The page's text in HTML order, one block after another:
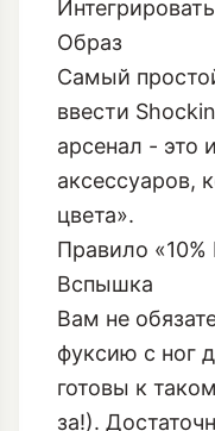
фуксии,
драмы'.
Архитектура
Образ
Самый
ввести
арсенал - это
аксессуаров,
цвета».
Правило
Вспышка